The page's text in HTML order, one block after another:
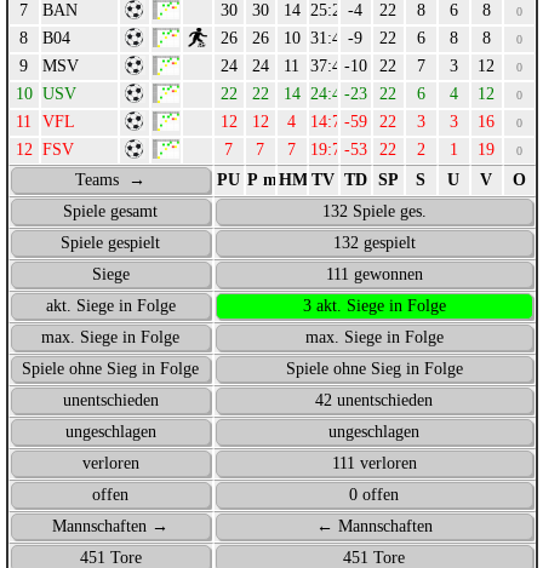
BAN 30 30 14 25:29-4 22 8 6 8 0
B04 26 26 10 31:40-9 22 6 8 8 0
MSV 24 24 11 37:47-10 22 7 3 12 0
USV 22 22 14 24:47-23 22 6 4 12 0
VFL 12 12 4 14:73-59 22 3 3 16 0
FSV 7 7 7 19:72-53 22 2 1 19 0
Teams → PU P max.
HM TV TD SP S U V
O
Spiele gesamt
132 Spiele ges.
Spiele gespielt
132 gespielt
Siege
111 gewonnen
akt. Siege in Folge
3 akt. Siege in Folge
max. Siege in Folge
max. Siege in Folge
Spiele ohne Sieg in Folge
Spiele ohne Sieg in Folge
unentschieden
42 unentschieden
ungeschlagen
ungeschlagen
verloren
111 verloren
offen
0 offen
Mannschaften →
← Mannschaften
451 Tore
451 Tore